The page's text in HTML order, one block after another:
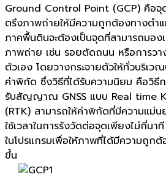
Ground Control Point (GCP) คือจุ
ตรึงภาพถ่ายให้มีความถูกต้องทางตำ
ภาคพื้นดินจะต้องเป็นจุดที่สามารถมอง
ภาพถ่าย เช่น รอยตัดถนน หรือการวา
ตัวเอง โดยวางกระจายตัวให้ทั่วบริเ
ค่าพิกัด ซึ่งวิธีที่ได้รับความนิยม คือวิธีก
รับสัญญาณ GNSS แบบ Real time
(RTK) สามารถให้ค่าพิกัดที่มีความแม่น
ใช้เวลาในการรังวัดต่อจุดเพียงไม่กี่นา
ในโปรแกรมเพื่อให้ภาพที่ได้มีความถูก
ขึ้น